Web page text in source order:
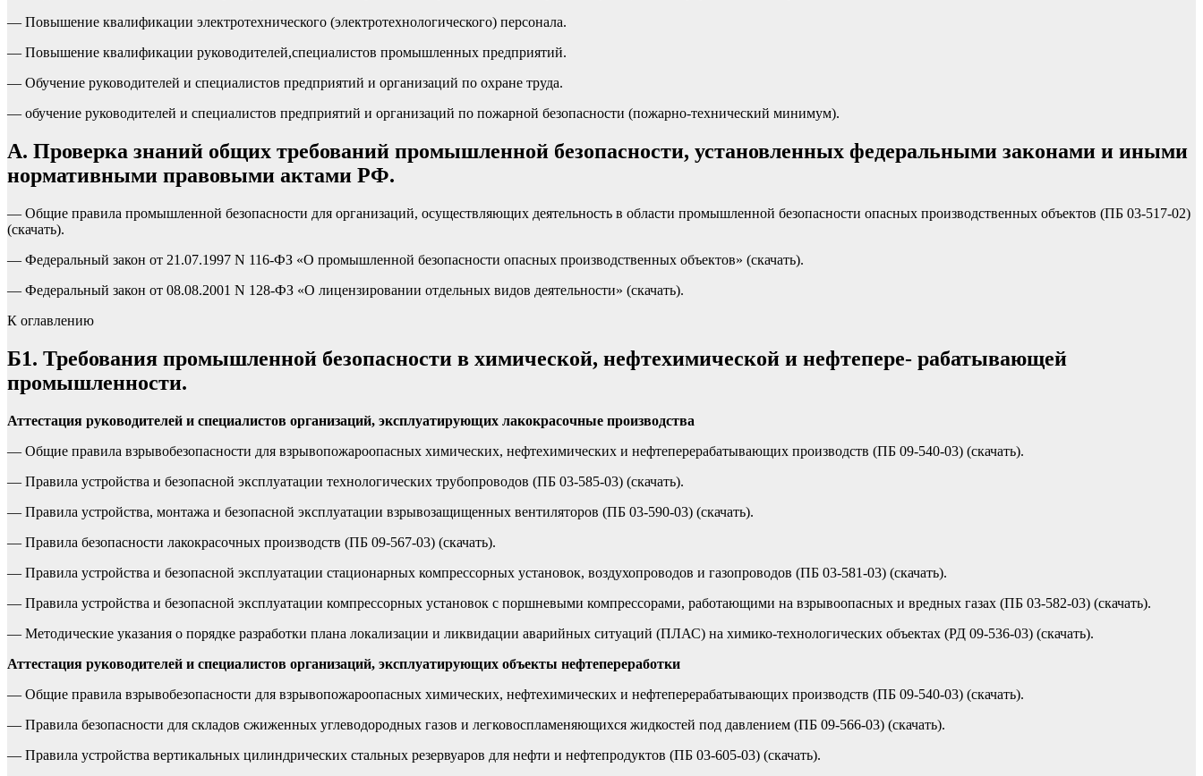
— Повышение квалификации электротехнического (электротехнологического) персонала.
— Повышение квалификации руководителей,специалистов промышленных предприятий.
— Обучение руководителей и специалистов предприятий и организаций по охране труда.
— обучение руководителей и специалистов предприятий и организаций по пожарной безопасности (пожарно-технический минимум).
А. Проверка знаний общих требований промышленной безопасности, установленных федеральными законами и иными
нормативными правовыми актами РФ.
— Общие правила промышленной безопасности для организаций, осуществляющих деятельность в области промышленной безопасности опасных производственных объектов (ПБ 03-517-02)
(скачать).
— Федеральный закон от 21.07.1997 N 116-ФЗ «О промышленной безопасности опасных производственных объектов» (скачать).
— Федеральный закон от 08.08.2001 N 128-ФЗ «О лицензировании отдельных видов деятельности» (скачать).
К оглавлению
Б1. Требования промышленной безопасности в химической, нефтехимической и нефтепере- рабатывающей
промышленности.
Аттестация руководителей и специалистов организаций, эксплуатирующих лакокрасочные производства
— Общие правила взрывобезопасности для взрывопожароопасных химических, нефтехимических и нефтеперерабатывающих производств (ПБ 09-540-03) (скачать).
— Правила устройства и безопасной эксплуатации технологических трубопроводов (ПБ 03-585-03) (скачать).
— Правила устройства, монтажа и безопасной эксплуатации взрывозащищенных вентиляторов (ПБ 03-590-03) (скачать).
— Правила безопасности лакокрасочных производств (ПБ 09-567-03) (скачать).
— Правила устройства и безопасной эксплуатации стационарных компрессорных установок, воздухопроводов и газопроводов (ПБ 03-581-03) (скачать).
— Правила устройства и безопасной эксплуатации компрессорных установок с поршневыми компрессорами, работающими на взрывоопасных и вредных газах (ПБ 03-582-03) (скачать).
— Методические указания о порядке разработки плана локализации и ликвидации аварийных ситуаций (ПЛАС) на химико-технологических объектах (РД 09-536-03) (скачать).
Аттестация руководителей и специалистов организаций, эксплуатирующих объекты нефтепереработки
— Общие правила взрывобезопасности для взрывопожароопасных химических, нефтехимических и нефтеперерабатывающих производств (ПБ 09-540-03) (скачать).
— Правила безопасности для складов сжиженных углеводородных газов и легковоспламеняющихся жидкостей под давлением (ПБ 09-566-03) (скачать).
— Правила устройства вертикальных цилиндрических стальных резервуаров для нефти и нефтепродуктов (ПБ 03-605-03) (скачать).